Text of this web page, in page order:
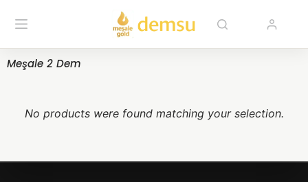
Meşale 2 Dem
No products were found matching your selection.